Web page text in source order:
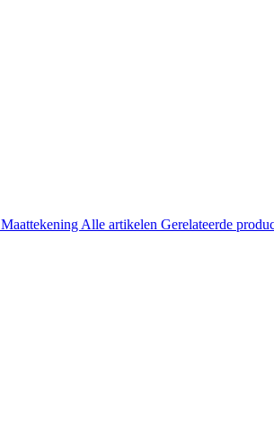
MaattekeningAlle artikelen Gerelateerde